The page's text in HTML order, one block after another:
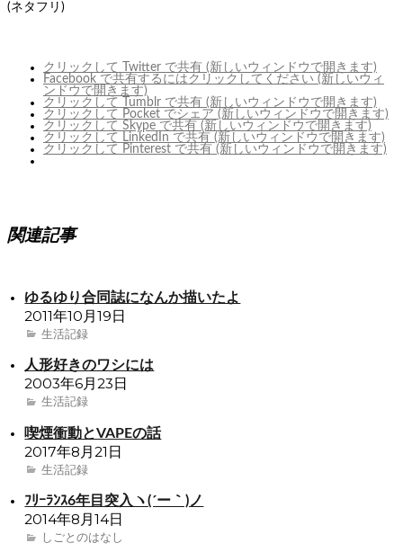
(ネタフリ)
クリックして Twitter で共有 (新しいウィンドウで開きます)
Facebook で共有するにはクリックしてください (新しいウィ
ンドウで開きます)
クリックして Tumblr で共有 (新しいウィンドウで開きます)
クリックして Pocket でシェア (新しいウィンドウで開きます)
クリックして Skype で共有 (新しいウィンドウで開きます)
クリックして LinkedIn で共有 (新しいウィンドウで開きます)
クリックして Pinterest で共有 (新しいウィンドウで開きます)
関連記事
ゆるゆり合同誌になんか描いたよ
2011年10月19日
生活記録
人形好きのワシには
2003年6月23日
生活記録
喫煙衝動とVAPEの話
2017年8月21日
生活記録
ﾌﾘｰﾗﾝｽ6年目突入ヽ(´ー｀)ノ
2014年8月14日
しごとのはなし